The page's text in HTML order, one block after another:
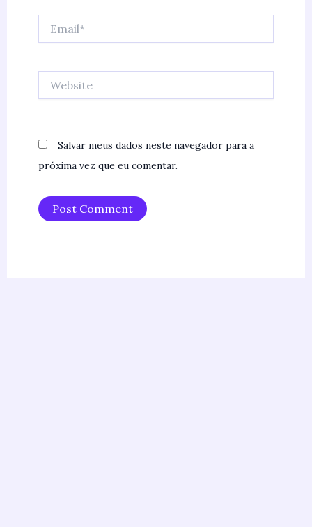
Salvar meus dados neste navegador para a
próxima vez que eu comentar.